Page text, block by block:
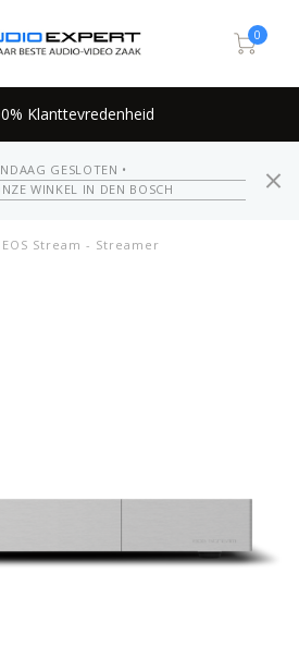
0
Klanttevredenheid
GESLOTEN •
WINKEL IN DEN BOSCH
EOS Stream - Streamer